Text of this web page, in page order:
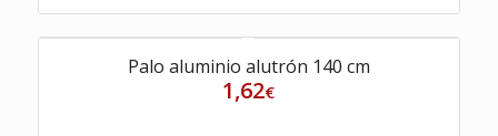
Palo aluminio alutrón 140 cm
1,62€